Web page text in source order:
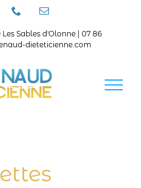
TéléphoneEmail
Sables d'Olonne | 07 86
dieteticienne.com